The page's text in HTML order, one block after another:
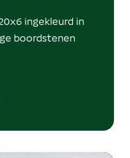
ingekleurd in
boordstenen